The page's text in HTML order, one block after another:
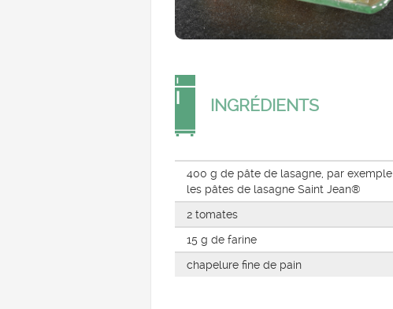
INGRÉDIENTS
400 g de pâte de lasagne, par exemple
les pâtes de lasagne Saint Jean®
2 tomates
15 g de farine
chapelure fine de pain